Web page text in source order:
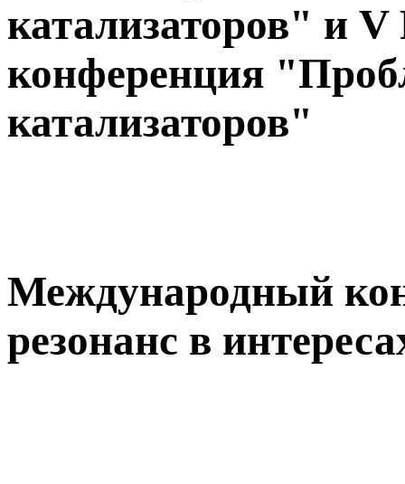
катализаторов" и V
конференция
катализаторов"
Международный
резонанс в